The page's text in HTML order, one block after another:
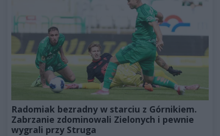
Radomiak bezradny w starciu z Górnikiem.
Zabrzanie zdominowali Zielonych i pewnie
wygrali przy Struga